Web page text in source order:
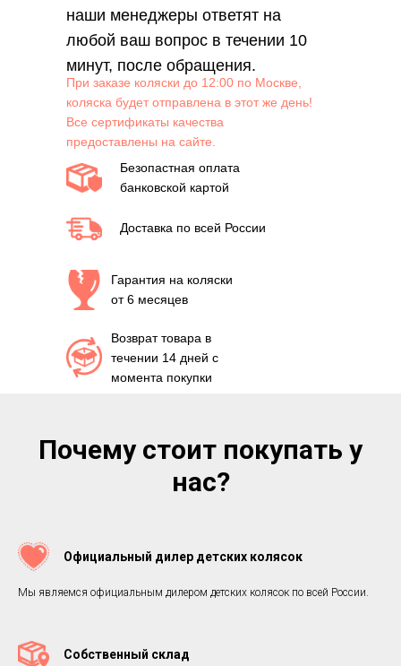
наши менеджеры ответят на
любой ваш вопрос в течении 10
минут, после обращения.
При заказе коляски до 12:00 по Москве,
коляска будет отправлена в этот же день!
Все сертификаты качества
предоставлены на сайте.
Возврат товара в
течении 14 дней с
момента покупки
Гарантия на коляски
от 6 месяцев
Безопастная оплата
банковской картой
Доставка по всей России
Почему стоит покупать у
нас?
Официальный дилер детских колясок
Мы являемся официальным дилером детских колясок по всей России.
Собственный склад